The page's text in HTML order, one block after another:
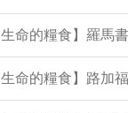
命的糧食】羅馬
命的糧食】路加